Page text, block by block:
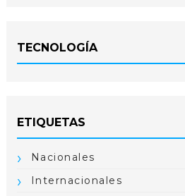
TECNOLOGÍA
ETIQUETAS
Nacionales
Internacionales